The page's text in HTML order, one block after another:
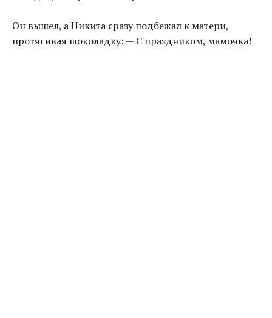
Он вышел, а Никита сразу подбежал к матери,
протягивая шоколадку: — С праздником, мамочка!